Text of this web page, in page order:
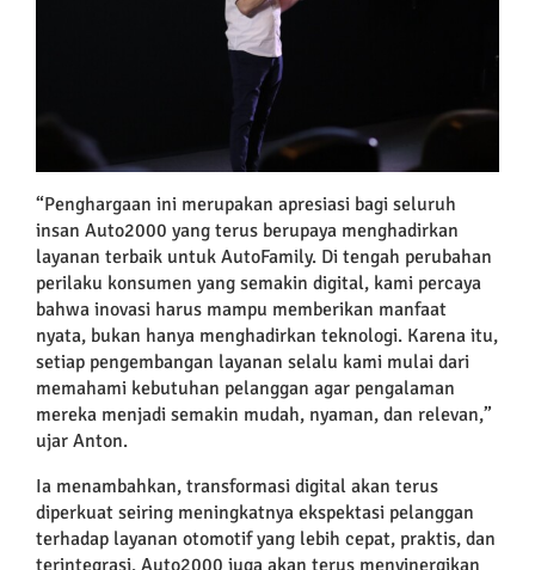
“Penghargaan ini merupakan apresiasi bagi seluruh
insan Auto2000 yang terus berupaya menghadirkan
layanan terbaik untuk AutoFamily. Di tengah perubahan
perilaku konsumen yang semakin digital, kami percaya
bahwa inovasi harus mampu memberikan manfaat
nyata, bukan hanya menghadirkan teknologi. Karena itu,
setiap pengembangan layanan selalu kami mulai dari
memahami kebutuhan pelanggan agar pengalaman
mereka menjadi semakin mudah, nyaman, dan relevan,”
ujar Anton.
Ia menambahkan, transformasi digital akan terus
diperkuat seiring meningkatnya ekspektasi pelanggan
terhadap layanan otomotif yang lebih cepat, praktis, dan
terintegrasi. Auto2000 juga akan terus menyinergikan